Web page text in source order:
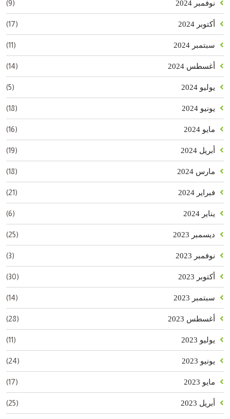
نوفمبر 2024 (9)
أكتوبر 2024 (17)
سبتمبر 2024 (11)
أغسطس 2024 (14)
يوليو 2024 (5)
يونيو 2024 (18)
مايو 2024 (16)
أبريل 2024 (19)
مارس 2024 (18)
فبراير 2024 (21)
يناير 2024 (6)
ديسمبر 2023 (25)
نوفمبر 2023 (3)
أكتوبر 2023 (30)
سبتمبر 2023 (14)
أغسطس 2023 (28)
يوليو 2023 (11)
يونيو 2023 (24)
مايو 2023 (17)
أبريل 2023 (25)